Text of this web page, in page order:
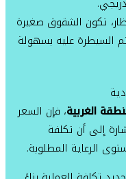
تكون الشقوق صغيرة
السيطرة عليه بسهولة
الغربية، فإن السعر
إلى أن تكلفة
الرعاية المطلوبة.